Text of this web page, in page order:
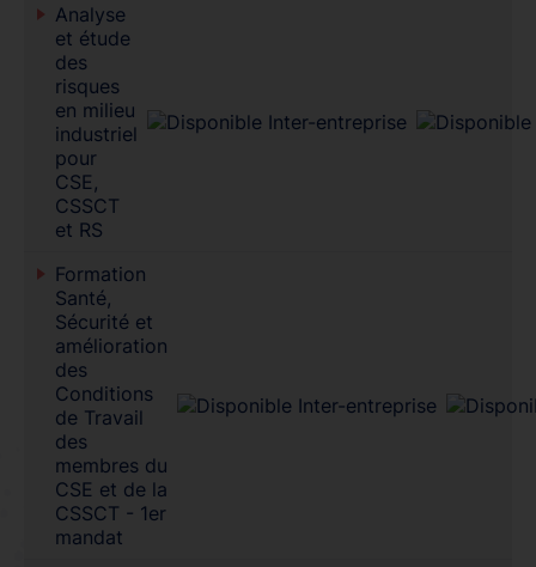
Analyse
et étude
des
risques
en milieu
industriel
pour
CSE,
CSSCT
et RS
Formation
Santé,
Sécurité et
amélioration
des
Conditions
de Travail
des
membres du
CSE et de la
CSSCT - 1er
mandat